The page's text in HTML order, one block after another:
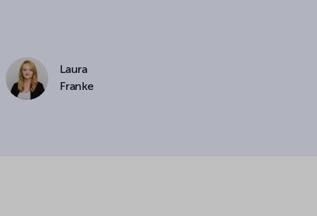
used for the previously mentioned
Laura
Franke